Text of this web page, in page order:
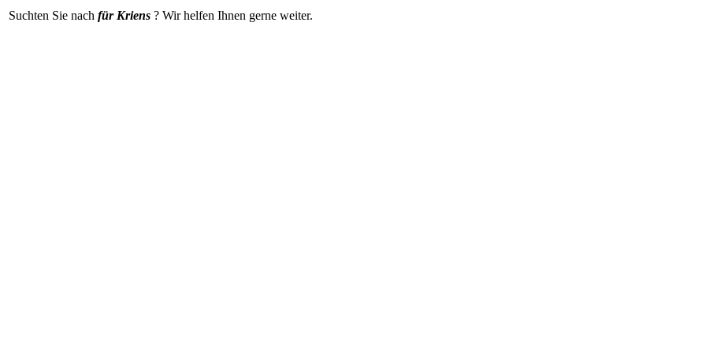
Suchten Sie nach für Kriens ? Wir helfen Ihnen gerne weiter.